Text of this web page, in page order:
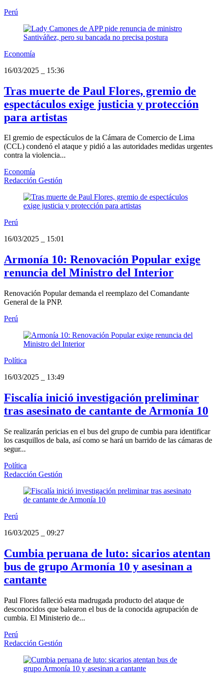
Perú
Economía
16/03/2025
15:36
Tras muerte de Paul Flores, gremio de
espectáculos exige justicia y protección
para artistas
El gremio de espectáculos de la Cámara de Comercio de Lima
(CCL) condenó el ataque y pidió a las autoridades medidas urgentes
contra la violencia...
Economía
Redacción Gestión
Perú
16/03/2025
15:01
Armonía 10: Renovación Popular exige
renuncia del Ministro del Interior
Renovación Popular demanda el reemplazo del Comandante
General de la PNP.
Perú
Política
16/03/2025
13:49
Fiscalía inició investigación preliminar
tras asesinato de cantante de Armonía 10
Se realizarán pericias en el bus del grupo de cumbia para identificar
los casquillos de bala, así como se hará un barrido de las cámaras de
segur...
Política
Redacción Gestión
Perú
16/03/2025
09:27
Cumbia peruana de luto: sicarios atentan
bus de grupo Armonía 10 y asesinan a
cantante
Paul Flores falleció esta madrugada producto del ataque de
desconocidos que balearon el bus de la conocida agrupación de
cumbia. El Ministerio de...
Perú
Redacción Gestión